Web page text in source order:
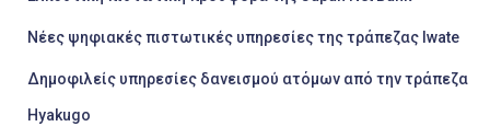
Νέες ψηφιακές πιστωτικές υπηρεσίες της τράπεζας Iwate
Δημοφιλείς υπηρεσίες δανεισμού ατόμων από την τράπεζα
Hyakugo